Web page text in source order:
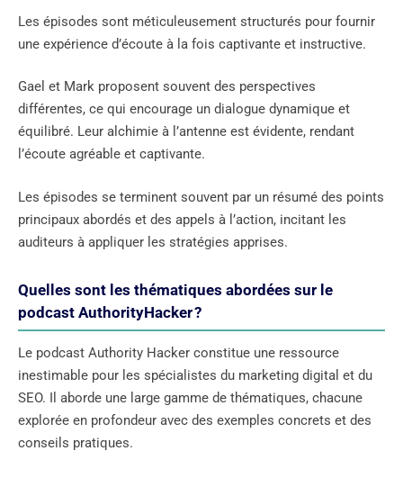
Les épisodes sont méticuleusement structurés pour fournir
une expérience d’écoute à la fois captivante et instructive.
Gael et Mark proposent souvent des perspectives
différentes, ce qui encourage un dialogue dynamique et
équilibré. Leur alchimie à l’antenne est évidente, rendant
l’écoute agréable et captivante.
Les épisodes se terminent souvent par un résumé des points
principaux abordés et des appels à l’action, incitant les
auditeurs à appliquer les stratégies apprises.
Quelles sont les thématiques abordées sur le
podcast AuthorityHacker ?
Le podcast Authority Hacker constitue une ressource
inestimable pour les spécialistes du marketing digital et du
SEO. Il aborde une large gamme de thématiques, chacune
explorée en profondeur avec des exemples concrets et des
conseils pratiques.